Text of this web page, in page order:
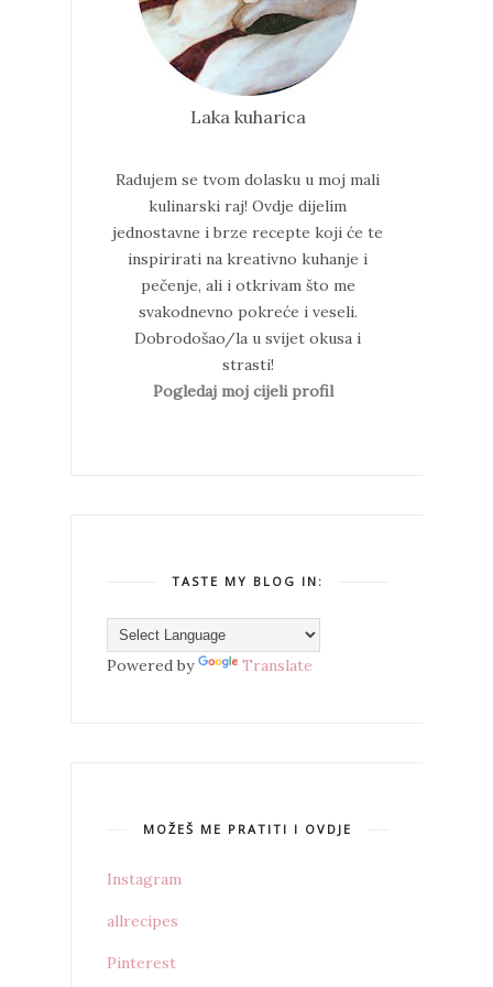
Laka kuharica
Radujem se tvom dolasku u moj mali
kulinarski raj! Ovdje dijelim
jednostavne i brze recepte koji će te
inspirirati na kreativno kuhanje i
pečenje, ali i otkrivam što me
svakodnevno pokreće i veseli.
Dobrodošao/la u svijet okusa i
strasti!
Pogledaj moj cijeli profil
TASTE MY BLOG IN:
Powered by Translate
MOŽEŠ ME PRATITI I OVDJE
Instagram
allrecipes
Pinterest